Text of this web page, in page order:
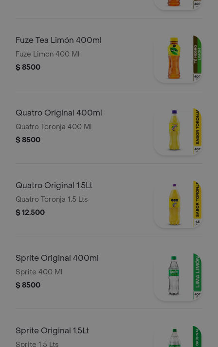
Fuze Tea Limón 400ml
Fuze Limon 400 Ml
$ 8500
Quatro Original 400ml
Quatro Toronja 400 Ml
$ 8500
Quatro Original 1.5Lt
Quatro Toronja 1.5 Lts
$ 12.500
Sprite Original 400ml
Sprite 400 Ml
$ 8500
Sprite Original 1.5Lt
Sprite 1.5 Lts